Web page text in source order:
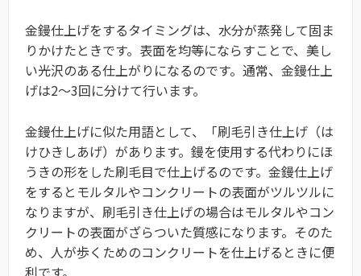
金鏝仕上げをするタイミングは、水分が蒸発して固ま
りかけたときです。表面を均等にならすことで、美し
い光沢のある仕上がりになるのです。通常、金鏝仕上
げは2～3回に分けて行います。
金鏝仕上げに似た用語として、「刷毛引き仕上げ（は
けひきしあげ）があります。鏝を使用する代わりにほ
うきの形をした刷毛目で仕上げるのです。金鏝仕上げ
をするとモルタルやコンクリートの表面がツルツルに
なりますが、刷毛引き仕上げの場合はモルタルやコン
クリートの表面がざらついた質感になります。そのた
め、人が歩くためのコンクリートを仕上げるときに便
利です。